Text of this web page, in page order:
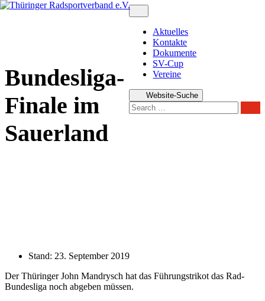
Zum
Aktuelles
Kontakte
Dokumente
SV-Cup
Vereine
Website-Suche
Bundesliga-
Finale im
Sauerland
Stand: 23. September 2019
Der Thüringer John Mandrysch hat das Führungstrikot das Rad-
Bundesliga noch abgeben müssen.